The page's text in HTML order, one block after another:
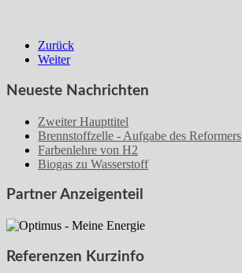
Zurück
Weiter
Neueste Nachrichten
Zweiter Haupttitel
Brennstoffzelle - Aufgabe des Reformers
Farbenlehre von H2
Biogas zu Wasserstoff
Partner Anzeigenteil
Referenzen Kurzinfo